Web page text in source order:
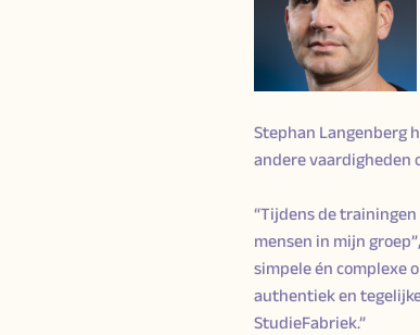
Stephan Langenberg
andere vaardigheden
“Tijdens de
mensen in mijn
simpele én complexe
authentiek en
StudieFabriek.”